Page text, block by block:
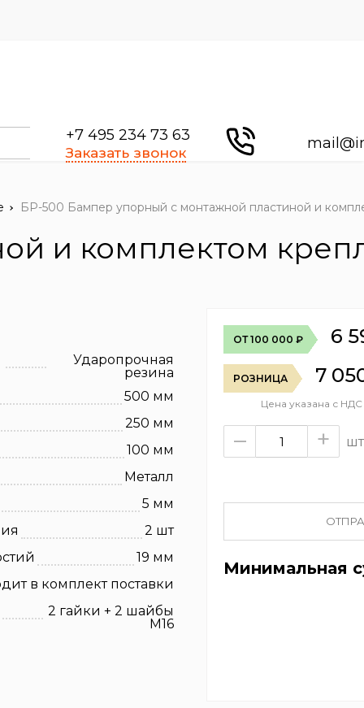
+7 495 234 73 63
Заказать звонок
БР-500 Бампер упорный с монтажной пластиной и
и комплектом
Ударопрочная
резина
500 мм
250 мм
100 мм
Металл
5 мм
2 шт
19 мм
в комплект поставки
2 гайки + 2 шайбы
М16
ОТ 100 000 ₽ 6
РОЗНИЦА 7
Цена указана с НДС
– + шт
Минимальная